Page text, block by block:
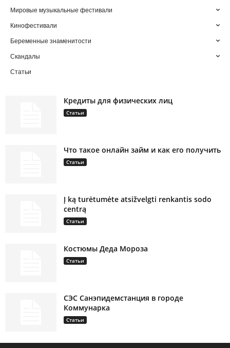
Мировые музыкальные фестивали
Кинофестивали
Беременные знаменитости
Скандалы
Статьи
Кредиты для физических лиц
Статьи
Что такое онлайн займ и как его получить
Статьи
Į ką turėtumėte atsižvelgti renkantis sodo
centrą
Статьи
Костюмы Деда Мороза
Статьи
СЭС Санэпидемстанция в городе
Коммунарка
Статьи